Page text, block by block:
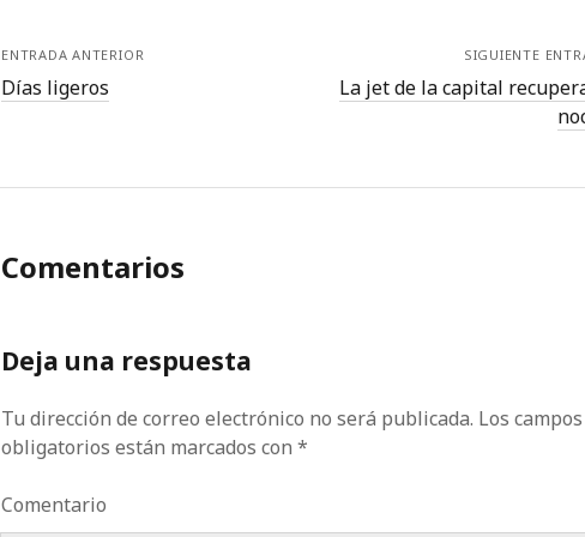
ENTRADA ANTERIOR
Días ligeros
SIGUIENTE
La jet de la capital
Comentarios
Deja una respuesta
Tu dirección de correo electrónico no será publicada. Los campos
obligatorios están marcados con*
Comentario